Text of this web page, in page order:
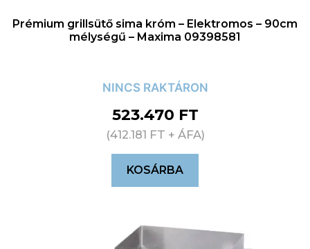
Prémium grillsütő sima króm – Elektromos – 90cm
mélységű – Maxima 09398581
NINCS RAKTÁRON
523.470 FT
(412.181 FT + ÁFA)
KOSÁRBA